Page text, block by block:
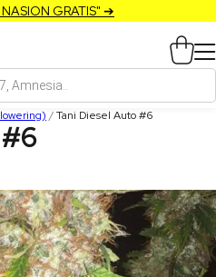
GRATIS" ➔
/Tani Diesel Auto #6
#6